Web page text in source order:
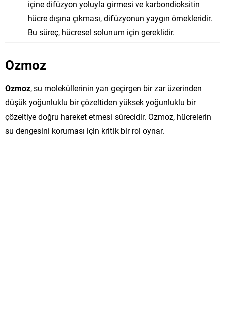
içine difüzyon yoluyla girmesi ve karbondioksitin
hücre dışına çıkması, difüzyonun yaygın örnekleridir.
Bu süreç, hücresel solunum için gereklidir.
Ozmoz
Ozmoz, su moleküllerinin yarı geçirgen bir zar üzerinden
düşük yoğunluklu bir çözeltiden yüksek yoğunluklu bir
çözeltiye doğru hareket etmesi sürecidir. Ozmoz, hücrelerin
su dengesini koruması için kritik bir rol oynar.